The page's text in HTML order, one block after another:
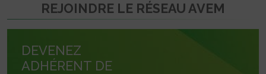
REJOINDRE LE RÉSEAU AVEM
DEVENEZ
ADHÉRENT DE